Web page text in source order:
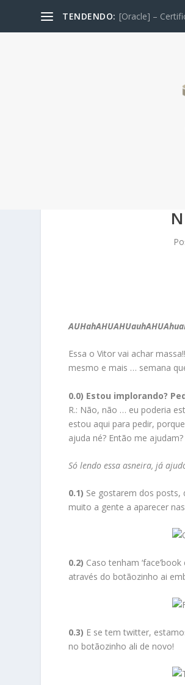
TENDENDO: [Oracle] –
Essa o Vitor vai achar
mesmo e mais … semana
0.0) Estou implorando?
R.: Não, não … eu poderia
estou aqui para pedir,
ajuda né? Então me
Só lendo essa asneira, já
0.1) Se gostarem dos posts,
muito a gente a aparecer
0.2) Caso tenham
através do botãozinho ai
0.3) E se tem twitter,
no botãozinho ali de novo!